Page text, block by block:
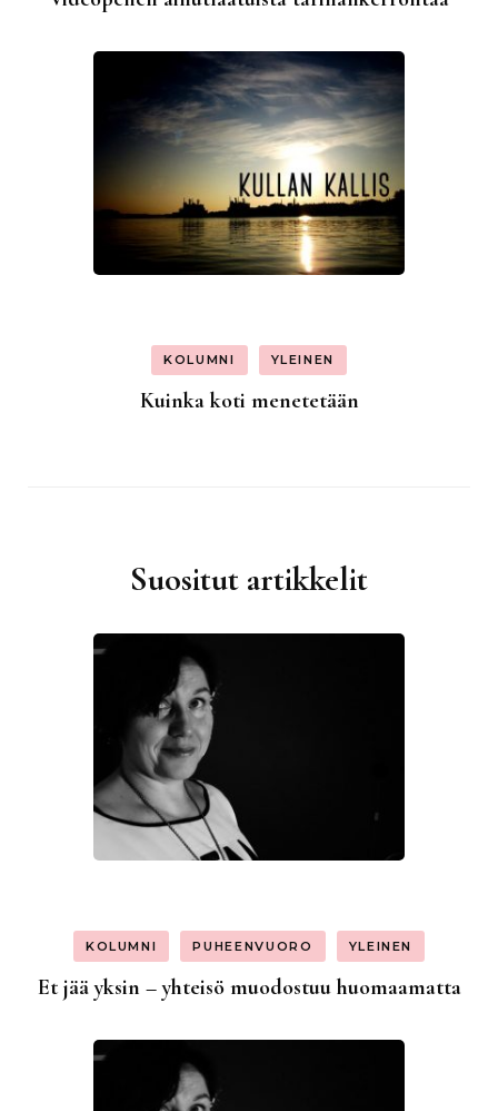
KOLUMNI YLEINEN
Kuinka koti menetetään
Suositut artikkelit
KOLUMNI PUHEENVUORO YLEINEN
Et jää yksin – yhteisö muodostuu huomaamatta